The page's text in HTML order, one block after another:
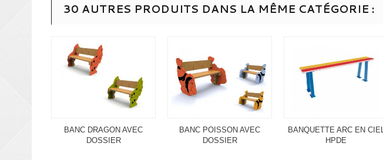
30 AUTRES PRODUITS DANS LA MÊME CATÉGORIE :
BANC DRAGON AVEC
DOSSIER
BANC POISSON AVEC
DOSSIER
BANQUETTE ARC EN CIEL
HPDE